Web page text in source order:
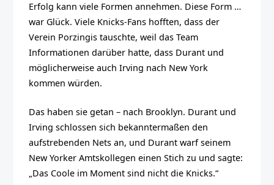
Erfolg kann viele Formen annehmen. Diese Form …
war Glück. Viele Knicks-Fans hofften, dass der
Verein Porzingis tauschte, weil das Team
Informationen darüber hatte, dass Durant und
möglicherweise auch Irving nach New York
kommen würden.
Das haben sie getan – nach Brooklyn. Durant und
Irving schlossen sich bekanntermaßen den
aufstrebenden Nets an, und Durant warf seinem
New Yorker Amtskollegen einen Stich zu und sagte:
„Das Coole im Moment sind nicht die Knicks.“